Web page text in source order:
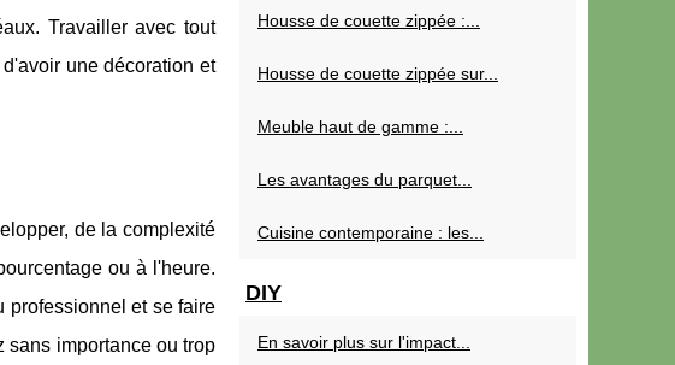
Travailler avec tout
une décoration et
de la complexité
ou à l'heure.
professionnel et se faire
sans importance ou trop
Housse de couette zippée :...
Housse de couette zippée sur...
Meuble haut de gamme :...
Les avantages du parquet...
Cuisine contemporaine : les...
DIY
En savoir plus sur l'impact...